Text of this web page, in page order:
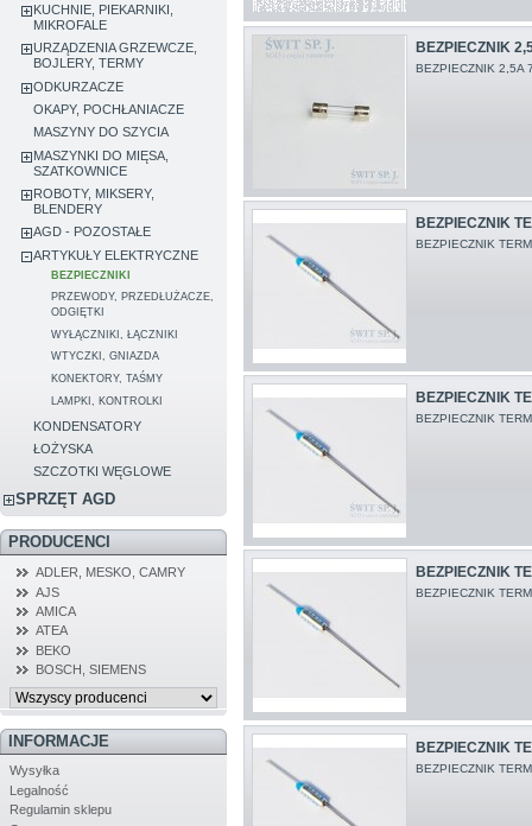
KUCHNIE, PIEKARNIKI,
MIKROFALE
URZĄDZENIA GRZEWCZE,
BOJLERY, TERMY
ODKURZACZE
OKAPY, POCHŁANIACZE
MASZYNY DO SZYCIA
MASZYNKI DO MIĘSA,
SZATKOWNICE
ROBOTY, MIKSERY,
BLENDERY
AGD - POZOSTAŁE
ARTYKUŁY ELEKTRYCZNE
BEZPIECZNIKI
PRZEWODY, PRZEDŁUŻACZE,
ODGIĘTKI
WYŁĄCZNIKI, ŁĄCZNIKI
WTYCZKI, GNIAZDA
KONEKTORY, TAŚMY
LAMPKI, KONTROLKI
KONDENSATORY
ŁOŻYSKA
SZCZOTKI WĘGLOWE
SPRZĘT AGD
PRODUCENCI
ADLER, MESKO, CAMRY
AJS
AMICA
ATEA
BEKO
BOSCH, SIEMENS
INFORMACJE
Wysyłka
Legalność
Regulamin sklepu
BEZPIECZNIK
BEZPIECZNIK 2,5A
BEZPIECZNIK
BEZPIECZNIK
BEZPIECZNIK
BEZPIECZNIK
BEZPIECZNIK
BEZPIECZNIK
BEZPIECZNIK
BEZPIECZNIK